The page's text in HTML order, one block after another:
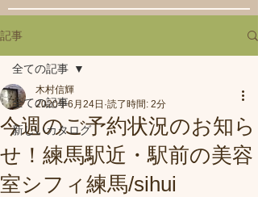
記事
全ての記事
新しいカタログ
全ての記事
今週のご予約状況のお知ら
せ！練馬駅近・駅前の美容
室シフィ練馬/sihui
木村信輝
2020年6月24日 読了時間: 2分